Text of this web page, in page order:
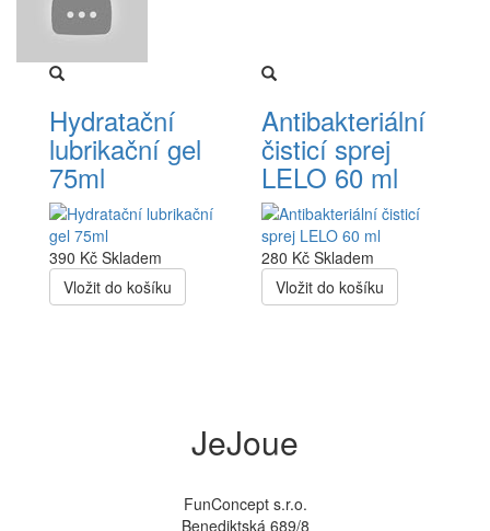
Hydratační
lubrikační gel
75ml
390 Kč Skladem
Vložit do košíku
Antibakteriální
čisticí sprej
LELO 60 ml
280 Kč Skladem
Vložit do košíku
JeJoue
FunConcept s.r.o.
Benediktská 689/8